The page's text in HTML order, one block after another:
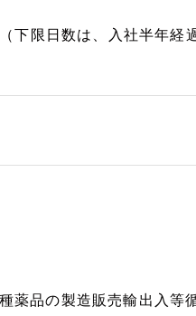
下限日数は、入社半年経
薬品の製造販売輸出入等